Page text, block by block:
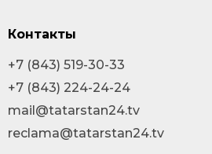
Контакты
+7 (843) 519-30-33
+7 (843) 224-24-24
mail@tatarstan24.tv
reclama@tatarstan24.tv